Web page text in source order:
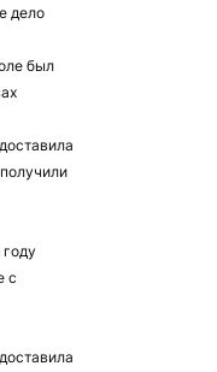
дело
был
с